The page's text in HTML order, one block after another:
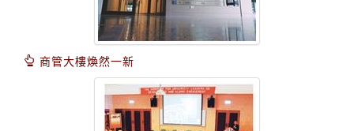
商管大樓煥然一新